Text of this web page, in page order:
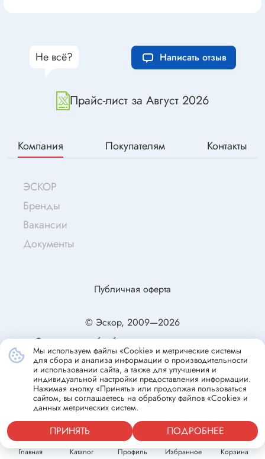
Главная Каталог Профиль Избранное Корзина
Прайс-лист за Август 2026
Не всё? Написать отзыв
Компания Покупателям Контакты
ЭСКОР
Бренды
Вакансии
Документы
© Эскор, 2009—2026
Согласие на обработку персональных данных
Политика конфиденциальности
Публичная оферта
Мы используем файлы «Cookie» и метрические системы
для сбора и анализа информации о производительности
и использовании сайта, а также для улучшения и
индивидуальной настройки предоставления информации.
Нажимая кнопку «Принять» или продолжая пользоваться
сайтом, вы соглашаетесь на обработку файлов «Cookie» и
данных метрических систем.
ПРИНЯТЬ ПОДРОБНЕЕ